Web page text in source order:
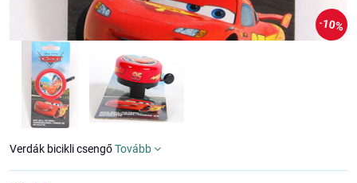
10%
Verdák bicikli csengőTovább